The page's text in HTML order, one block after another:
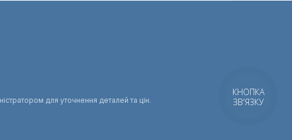
для уточнення деталей та цін.
КНОПКА
ЗВ'ЯЗКУ